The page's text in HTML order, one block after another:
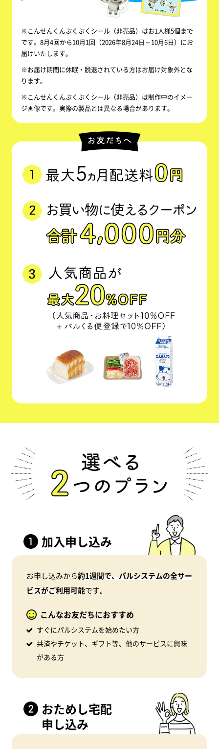
※こんせんくんぷくぷくシール（非売品）はお1人様5個まで
です。8月4回から10月1回（2026年8月24日～10月6日）にお
届けいたします。
※お届け期間に休眠・脱退されている方はお届け対象外とな
ります。
※こんせんくんぷくぷくシール（非売品）は制作中のイメー
ジ画像です。実際の製品とは異なる場合があります。
加入申し込み
お申し込みから約1週間で、パルシステムの全サー
ビスがご利用可能です。
こんなお友だちにおすすめ
すぐにパルシステムを始めたい方
共済やチケット、ギフト等、他のサービスに興味
がある方
おためし宅配
申し込み